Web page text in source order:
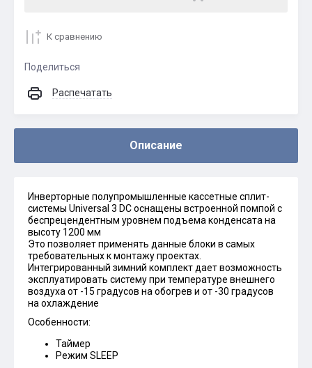
К сравнению
Поделиться
Распечатать
Описание
Инверторные полупромышленные кассетные сплит-
системы Universal 3 DC оснащены встроенной помпой с
беспрецендентным уровнем подъема конденсата на
высоту 1200 мм
Это позволяет применять данные блоки в самых
требовательных к монтажу проектах.
Интегрированный зимний комплект дает возможность
эксплуатировать систему при температуре внешнего
воздуха от -15 градусов на обогрев и от -30 градусов
на охлаждение
Особенности:
Таймер
Режим SLEEP